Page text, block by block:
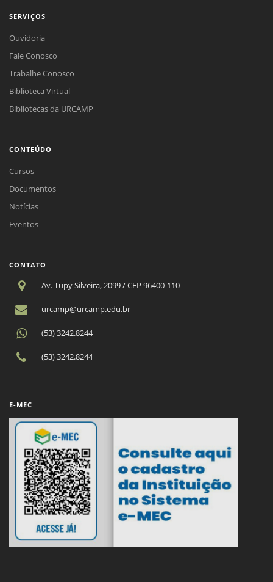
SERVIÇOS
Ouvidoria
Fale Conosco
Trabalhe Conosco
Biblioteca Virtual
Bibliotecas da URCAMP
CONTEÚDO
Cursos
Documentos
Notícias
Eventos
CONTATO
Av. Tupy Silveira, 2099 / CEP 96400-110
urcamp@urcamp.edu.br
(53) 3242.8244
(53) 3242.8244
E-MEC